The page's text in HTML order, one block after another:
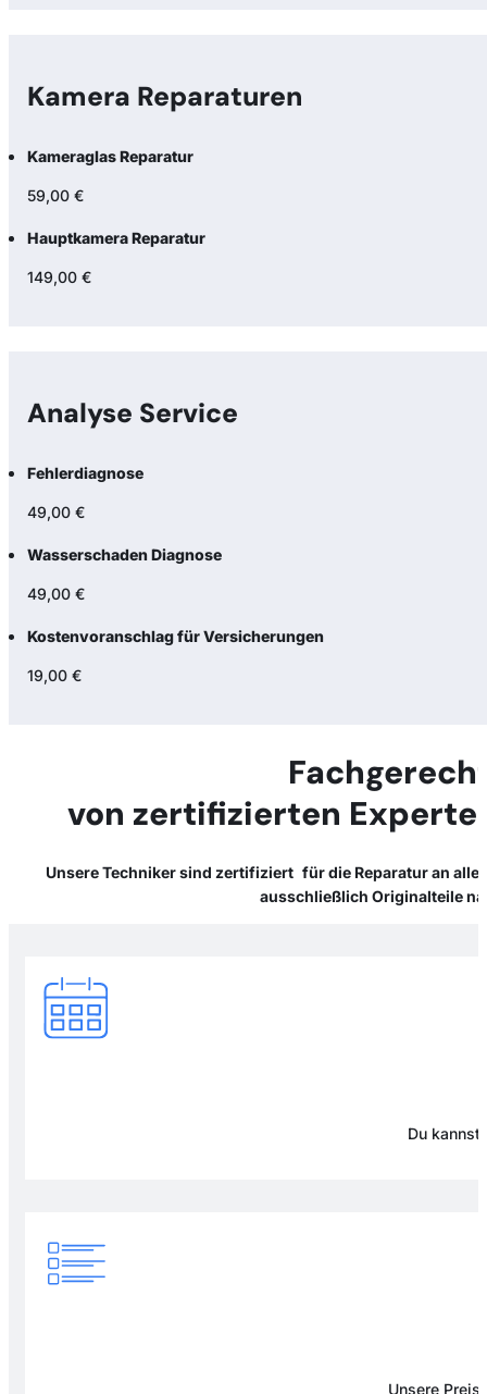
Kamera Reparaturen
Kameraglas Reparatur
59,00 €
Hauptkamera Reparatur
149,00 €
Analyse Service
Fehlerdiagnose
49,00 €
Wasserschaden Diagnose
49,00 €
Kostenvoranschlag für Versicherungen
19,00 €
von zertifizierten
Unsere Techniker sind zertifiziert für die Reparatur an
ausschließlich Originalteile
Du kannst
Unsere